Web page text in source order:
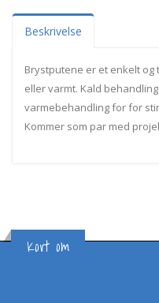
Beskrivelse
Brystputene er et enkelt
eller varmt. Kald
varmebehandling for for
Kommer som par med
Kort om